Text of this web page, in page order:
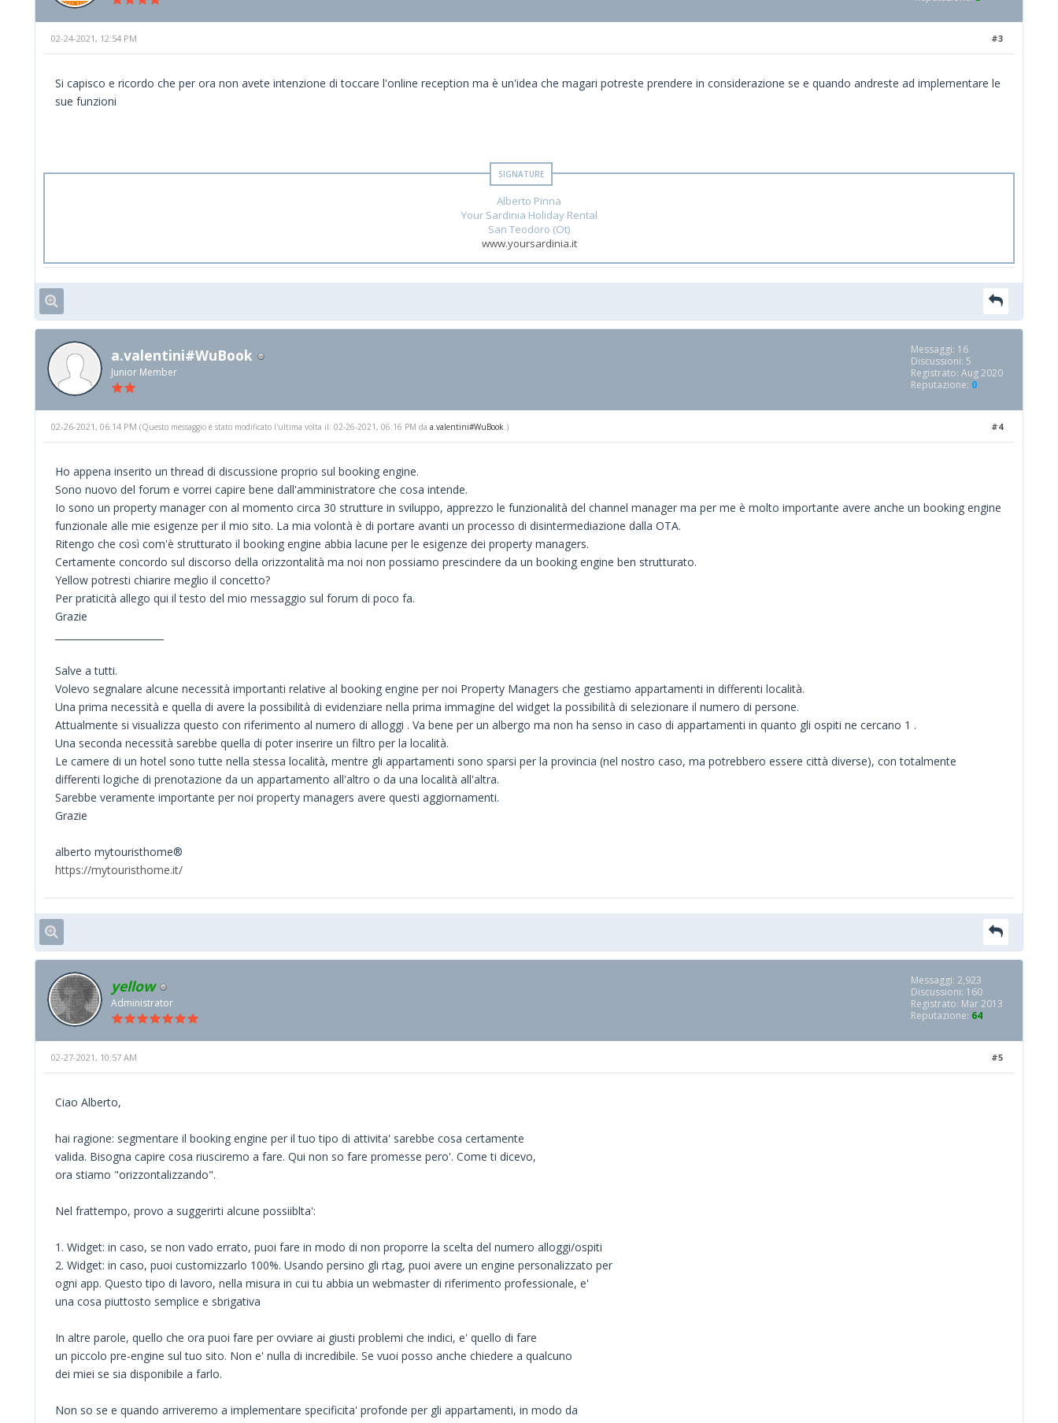
#3
02-24-2021, 12:54 PM
Si capisco e ricordo che per ora non avete intenzione di toccare l'online reception ma è un'idea che magari potreste prendere in considerazione se e quando andreste ad implementare le
sue funzioni
Alberto Pinna
Your Sardinia Holiday Rental
San Teodoro (Ot)
www.yoursardinia.it
a.valentini#WuBook
Junior Member
Messaggi: 16
Discussioni: 5
Registrato: Aug 2020
Reputazione: 0
#4
02-26-2021, 06:14 PM (Questo messaggio è stato modificato l'ultima volta il: 02-26-2021, 06:16 PM da a.valentini#WuBook.)
Ho appena inserito un thread di discussione proprio sul booking engine.
Sono nuovo del forum e vorrei capire bene dall'amministratore che cosa intende.
Io sono un property manager con al momento circa 30 strutture in sviluppo, apprezzo le funzionalità del channel manager ma per me è molto importante avere anche un booking engine
funzionale alle mie esigenze per il mio sito. La mia volontà è di portare avanti un processo di disintermediazione dalla OTA.
Ritengo che così com'è strutturato il booking engine abbia lacune per le esigenze dei property managers.
Certamente concordo sul discorso della orizzontalità ma noi non possiamo prescindere da un booking engine ben strutturato.
Yellow potresti chiarire meglio il concetto?
Per praticità allego qui il testo del mio messaggio sul forum di poco fa.
Grazie
Salve a tutti.
Volevo segnalare alcune necessità importanti relative al booking engine per noi Property Managers che gestiamo appartamenti in differenti località.
Una prima necessità e quella di avere la possibilità di evidenziare nella prima immagine del widget la possibilità di selezionare il numero di persone.
Attualmente si visualizza questo con riferimento al numero di alloggi . Va bene per un albergo ma non ha senso in caso di appartamenti in quanto gli ospiti ne cercano 1 .
Una seconda necessità sarebbe quella di poter inserire un filtro per la località.
Le camere di un hotel sono tutte nella stessa località, mentre gli appartamenti sono sparsi per la provincia (nel nostro caso, ma potrebbero essere città diverse), con totalmente
differenti logiche di prenotazione da un appartamento all'altro o da una località all'altra.
Sarebbe veramente importante per noi property managers avere questi aggiornamenti.
Grazie
alberto mytouristhome®
https://mytouristhome.it/
yellow
Administrator
Messaggi: 2,923
Discussioni: 160
Registrato: Mar 2013
Reputazione: 64
#5
02-27-2021, 10:57 AM
Ciao Alberto,
hai ragione: segmentare il booking engine per il tuo tipo di attivita' sarebbe cosa certamente
valida. Bisogna capire cosa riusciremo a fare. Qui non so fare promesse pero'. Come ti dicevo,
ora stiamo "orizzontalizzando".
Nel frattempo, provo a suggerirti alcune possiiblta':
1. Widget: in caso, se non vado errato, puoi fare in modo di non proporre la scelta del numero alloggi/ospiti
2. Widget: in caso, puoi customizzarlo 100%. Usando persino gli rtag, puoi avere un engine personalizzato per
ogni app. Questo tipo di lavoro, nella misura in cui tu abbia un webmaster di riferimento professionale, e'
una cosa piuttosto semplice e sbrigativa
In altre parole, quello che ora puoi fare per ovviare ai giusti problemi che indici, e' quello di fare
un piccolo pre-engine sul tuo sito. Non e' nulla di incredibile. Se vuoi posso anche chiedere a qualcuno
dei miei se sia disponibile a farlo.
Non so se e quando arriveremo a implementare specificita' profonde per gli appartamenti, in modo da